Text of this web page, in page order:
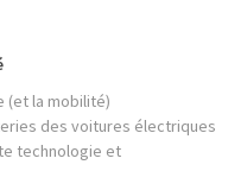
(et la mobilité)
des voitures électriques
technologie et